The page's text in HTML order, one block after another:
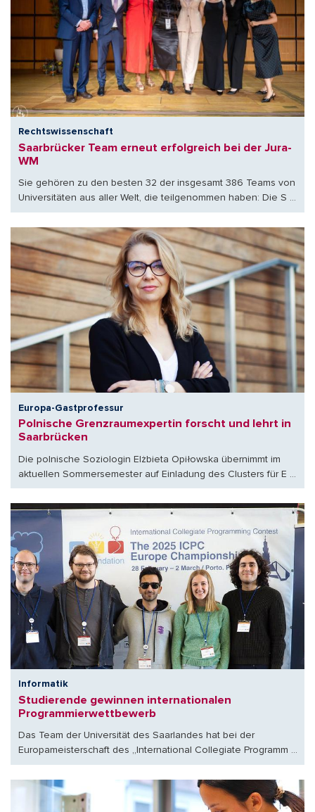
Rechtswissenschaft
Saarbrücker Team erneut erfolgreich bei der Jura-
WM
Sie gehören zu den besten 32 der insgesamt 386 Teams von
Universitäten aus aller Welt, die teilgenommen haben: Die S ...
Europa-Gastprofessur
Polnische Grenzraumexpertin forscht und lehrt in
Saarbrücken
Die polnische Soziologin Elżbieta Opiłowska übernimmt im
aktuellen Sommersemester auf Einladung des Clusters für E ...
Informatik
Studierende gewinnen internationalen
Programmierwettbewerb
Das Team der Universität des Saarlandes hat bei der
Europameisterschaft des „International Collegiate Programm ...